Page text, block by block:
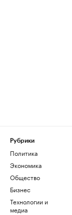
Рубрики
Политика
Экономика
Общество
Бизнес
Технологии и
медиа